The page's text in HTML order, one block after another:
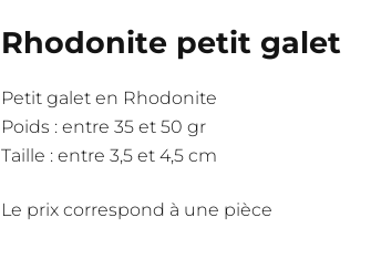
Rhodonite petit galet
Petit galet en Rhodonite
Poids : entre 35 et 50 gr
Taille : entre 3,5 et 4,5 cm
Le prix correspond à une pièce